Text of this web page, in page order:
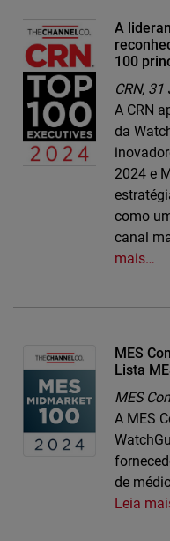
A
100
CRN, 31
A CRN
da
2024 e
como
canal
mais…
MES
Lista
MES
A MES
de
Leia